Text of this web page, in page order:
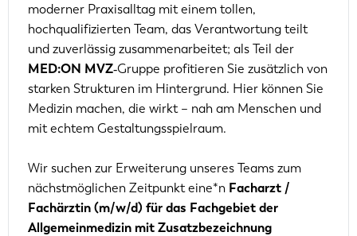
moderner Praxisalltag mit einem tollen,
hochqualifizierten Team, das Verantwortung teilt
und zuverlässig zusammenarbeitet; als Teil der
MED:ON MVZ‑Gruppe profitieren Sie zusätzlich von
starken Strukturen im Hintergrund. Hier können Sie
Medizin machen, die wirkt – nah am Menschen und
mit echtem Gestaltungsspielraum.
Wir suchen zur Erweiterung unseres Teams zum
nächstmöglichen Zeitpunkt eine*n Facharzt /
Fachärztin (m/w/d) für das Fachgebiet der
Allgemeinmedizin mit Zusatzbezeichnung